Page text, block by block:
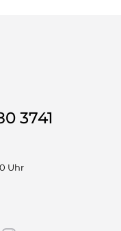
3741
Uhr